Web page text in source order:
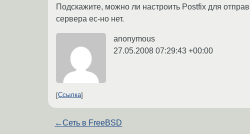
Подскажите, можно ли настроить Postfix для
сервера ес-но нет.
anonymous
27.05.2008 07:29:43 +00:00
Ссылка
←Сеть в FreeBSD